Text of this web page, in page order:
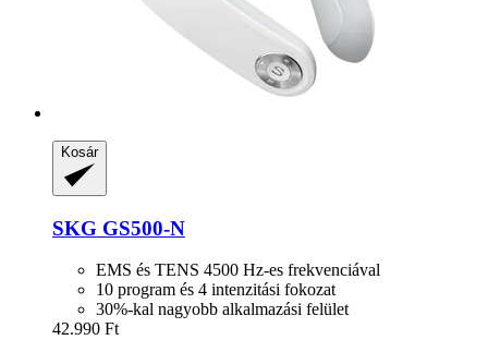
Kosár
SKG GS500-​N
EMS és TENS 4500 Hz-es frekvenciával
10 program és 4 intenzitási fokozat
30%-kal nagyobb alkalmazási felület
42.990 Ft